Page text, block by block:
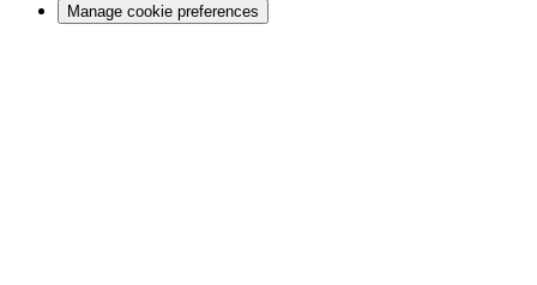
Manage cookie preferences